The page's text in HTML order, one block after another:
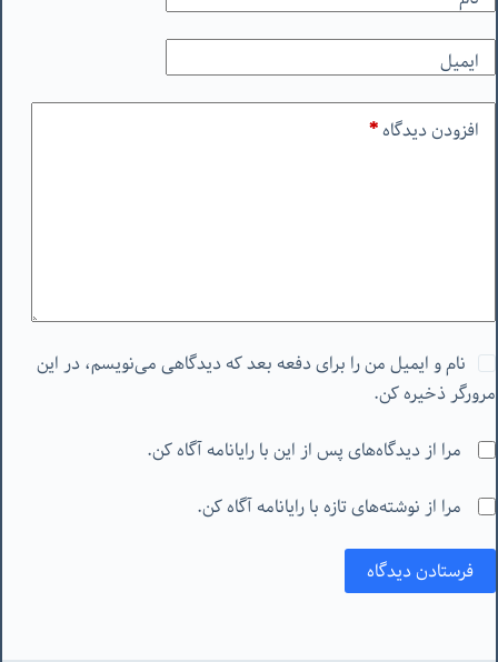
ایمیل
افزودن دیدگاه*
نام و ایمیل من را برای دفعه بعد که دیدگاهی می‌نویسم، در این
مرورگر ذخیره کن.
مرا از دیدگاه‌های پس از این با رایانامه آگاه کن.
مرا از نوشته‌های تازه با رایانامه آگاه کن.
فرستادن دیدگاه